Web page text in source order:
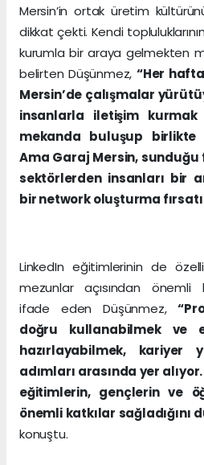
Mersin’in ortak üretim
dikkat çekti. Kendi
kurumla bir araya gelmekten
belirten Düşünmez, “Her
Mersin’de çalışmalar
insanlarla iletişim
mekanda buluşup
Ama Garaj Mersin,
sektörlerden insanları bir
bir network oluşturma
LinkedIn eğitimlerinin de
mezunlar açısından önemli
ifade eden Düşünmez,
doğru kullanabilmek ve
hazırlayabilmek, kariyer
adımları arasında yer
eğitimlerin, gençlerin ve
önemli katkılar sağladığını
konuştu.